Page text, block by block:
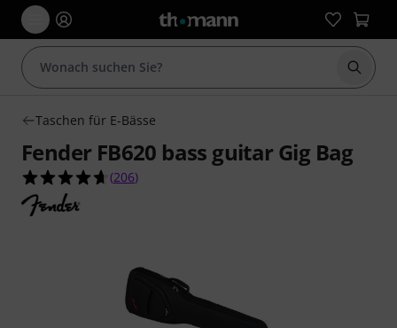
Suche
Taschen für E-Bässe
Fender FB620 bass guitar Gig Bag
4.7 von 5 Sternen aus 206 Kundenbewertungen
(206)